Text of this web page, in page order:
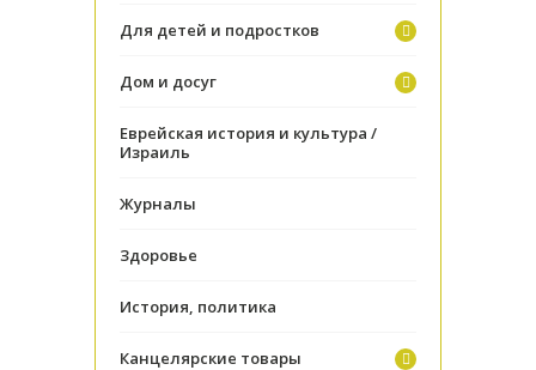
Для детей и подростков
Дом и досуг
Еврейская история и культура /
Израиль
Журналы
Здоровье
История, политика
Канцелярские товары